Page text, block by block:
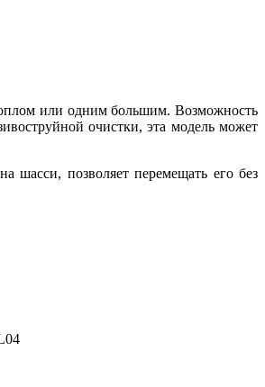
или одним большим. Возможность
очистки, эта модель может
позволяет перемещать его без